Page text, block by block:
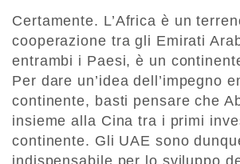
Certamente. L’Africa è un
cooperazione tra gli Emirati
entrambi i Paesi, è un
Per dare un’idea dell’impegno
continente, basti pensare che
insieme alla Cina tra i primi
continente. Gli UAE sono
indispensabile per lo sviluppo